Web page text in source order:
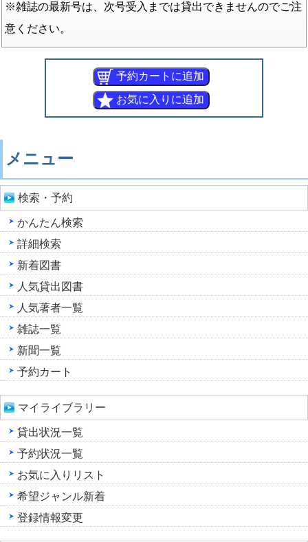
※雑誌の最新号は、次号受入までは貸出できませんのでご注
意ください。
メニュー
検索・予約
かんたん検索
詳細検索
新着図書
人気貸出図書
人気著者一覧
雑誌一覧
新聞一覧
予約カート
マイライブラリー
貸出状況一覧
予約状況一覧
お気に入りリスト
希望ジャンル新着
登録情報変更